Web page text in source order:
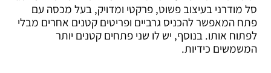
סל מודרני בעיצוב פשוט, פרקטי ומדויק, בעל מכסה עם
פתח המאפשר להכניס גרביים ופריטים קטנים אחרים מבלי
לפתוח אותו. בנוסף, יש לו שני פתחים קטנים יותר
המשמשים כידיות.